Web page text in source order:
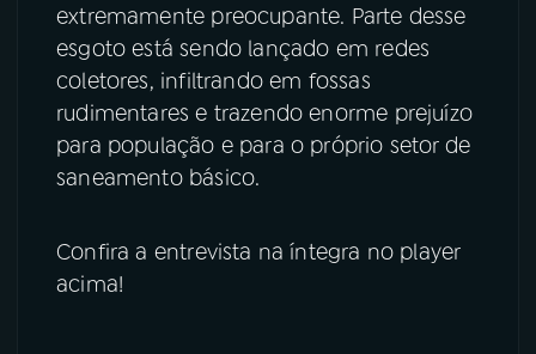
extremamente preocupante. Parte desse
esgoto está sendo lançado em redes
coletores, infiltrando em fossas
rudimentares e trazendo enorme prejuízo
para população e para o próprio setor de
saneamento básico.
Confira a entrevista na íntegra no player
acima!